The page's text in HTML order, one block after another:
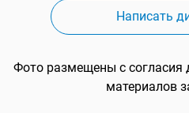
Написать
Фото размещены с согласия
материалов